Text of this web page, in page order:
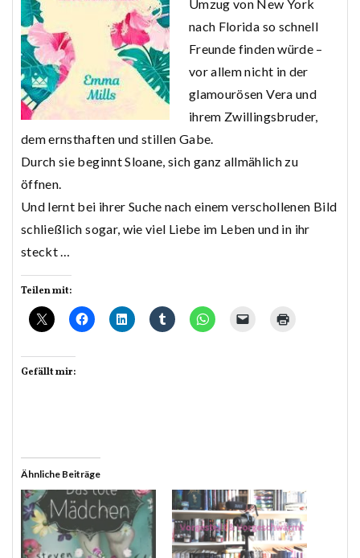
Umzug von New York
nach Florida so schnell
Freunde finden würde –
vor allem nicht in der
glamourösen Vera und
ihrem Zwillingsbruder,
dem ernsthaften und stillen Gabe.
Durch sie beginnt Sloane, sich ganz allmählich zu
öffnen.
Und lernt bei ihrer Suche nach einem verschollenen Bild
schließlich sogar, wie viel Liebe im Leben und in ihr
steckt …
Teilen mit:
Gefällt mir:
Ähnliche Beiträge